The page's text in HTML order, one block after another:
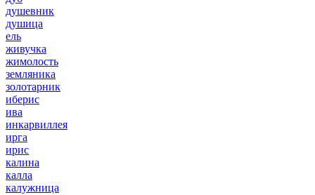
душевник
душица
ель
живучка
жимолость
земляника
золотарник
иберис
ива
инкарвиллея
ирга
ирис
калина
калла
калужница